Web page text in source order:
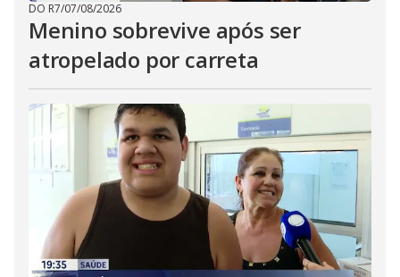
DO R7/07/08/2026
Menino sobrevive após ser
atropelado por carreta